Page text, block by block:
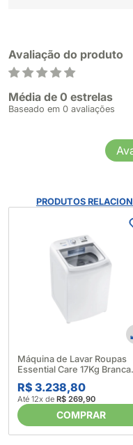
Avaliação do produto
Média de 0 estrelas
Baseado em 0 avaliações
PRODUTOS
Máquina de Lavar Roupas
Essential Care 17Kg Branca
LED17 - Electrolux (633997)
R$ 3.238,80
Até 12x de R$ 269,90
COMPRAR